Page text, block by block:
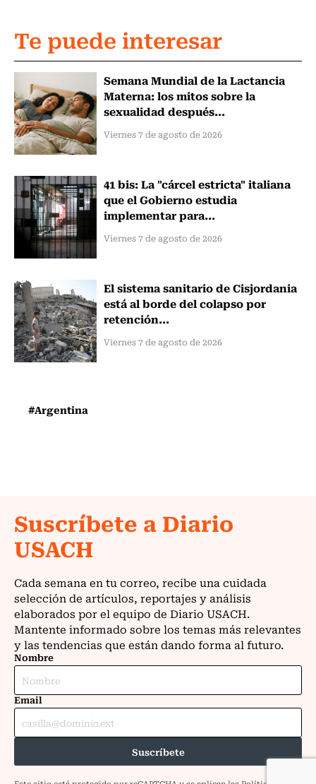
Te puede interesar
Semana Mundial de la Lactancia
Materna: los mitos sobre la
sexualidad después...
Viernes 7 de agosto de 2026
41 bis: La "cárcel estricta" italiana
que el Gobierno estudia
implementar para...
Viernes 7 de agosto de 2026
El sistema sanitario de Cisjordania
está al borde del colapso por
retención...
Viernes 7 de agosto de 2026
#Argentina